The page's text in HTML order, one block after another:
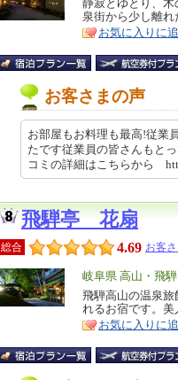
リ
ア
特
徴
静寂とゆとり、
泉街から少し離
お気に入りに
お客さまの声
お部屋もお料理も最高!従業
たです従業員の皆さんもと
コミの詳細はこちらから
飛騨亭 花扇
総合 4.69 お客
エ
リ
ア
岐阜県 高山・飛騨
特
徴
飛騨高山の温泉
れるお宿です。
お気に入りに